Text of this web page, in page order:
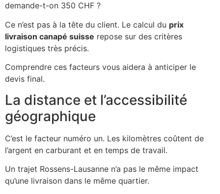
demande-t-on 350 CHF ?
Ce n’est pas à la tête du client. Le calcul du prix
livraison canapé suisse repose sur des critères
logistiques très précis.
Comprendre ces facteurs vous aidera à anticiper le
devis final.
La distance et l’accessibilité
géographique
C’est le facteur numéro un. Les kilomètres coûtent de
l’argent en carburant et en temps de travail.
Un trajet Rossens-Lausanne n’a pas le même impact
qu’une livraison dans le même quartier.